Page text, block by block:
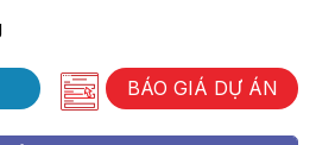
BÁO GIÁ DỰ ÁN